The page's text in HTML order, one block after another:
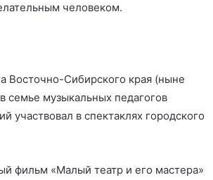
человеком.
Восточно-Сибирского края (ныне
семье музыкальных педагогов
в спектаклях городского
фильм «Малый театр и его мастера»